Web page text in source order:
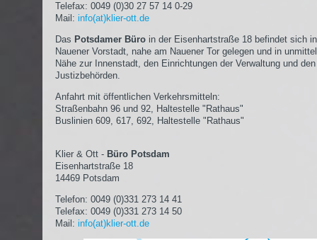
Telefax: 0049 (0)30 27 57 14 0-29
Mail: info(at)klier-ott.de
Das Potsdamer Büro in der Eisenhartstraße 18 befindet sich
Nauener Vorstadt, nahe am Nauener Tor gelegen und in
Nähe zur Innenstadt, den Einrichtungen der Verwaltung und den
Justizbehörden.
Anfahrt mit öffentlichen Verkehrsmitteln:
Straßenbahn 96 und 92, Haltestelle "Rathaus"
Buslinien 609, 617, 692, Haltestelle "Rathaus"
Klier & Ott - Büro Potsdam
Eisenhartstraße 18
14469 Potsdam
Telefon: 0049 (0)331 273 14 41
Telefax: 0049 (0)331 273 14 50
Mail: info(at)klier-ott.de